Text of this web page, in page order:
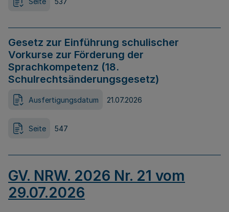
Gesetz zur Einführung schulischer
Vorkurse zur Förderung der
Sprachkompetenz (18.
Schulrechtsänderungsgesetz)
Ausfertigungsdatum 21.07.2026
Seite 547
GV. NRW. 2026 Nr. 21 vom
29.07.2026